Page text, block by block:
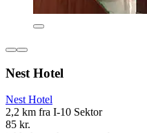
Nest Hotel
Nest Hotel
2,2 km fra I-10 Sektor
85 kr.